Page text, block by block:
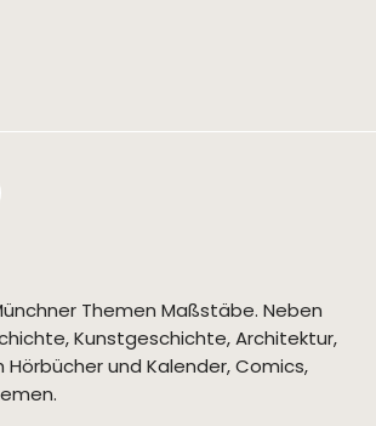
Themen Maßstäbe. Neben
Kunstgeschichte, Architektur,
und Kalender, Comics,